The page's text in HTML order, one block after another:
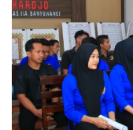
Uji Coba Program NADI